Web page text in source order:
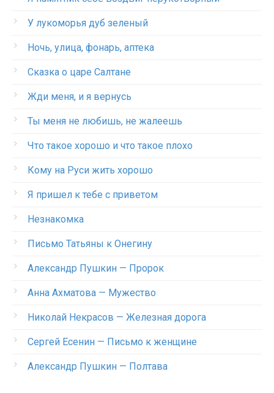
У лукоморья дуб зеленый
Ночь, улица, фонарь, аптека
Сказка о царе Салтане
Жди меня, и я вернусь
Ты меня не любишь, не жалеешь
Что такое хорошо и что такое плохо
Кому на Руси жить хорошо
Я пришел к тебе с приветом
Незнакомка
Письмо Татьяны к Онегину
Александр Пушкин — Пророк
Анна Ахматова — Мужество
Николай Некрасов — Железная дорога
Сергей Есенин — Письмо к женщине
Александр Пушкин — Полтава